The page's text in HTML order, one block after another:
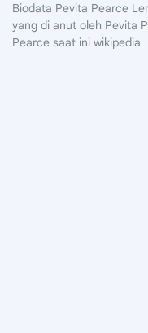
Biodata Pevita Pearce
yang di anut oleh Pevita
Pearce saat ini wikipedia